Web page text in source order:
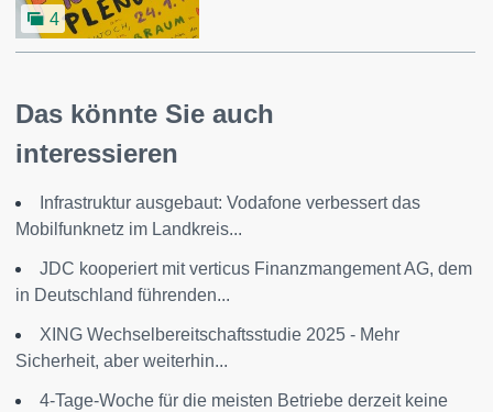
4
Das könnte Sie auch
interessieren
Infrastruktur ausgebaut: Vodafone verbessert das
Mobilfunknetz im Landkreis...
​JDC kooperiert mit verticus Finanzmangement AG, dem
in Deutschland führenden...
XING Wechselbereitschaftsstudie 2025 - Mehr
Sicherheit, aber weiterhin...
4-Tage-Woche für die meisten Betriebe derzeit keine